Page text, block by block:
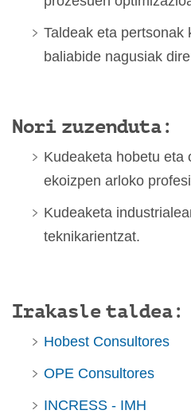
Taldeak eta pertsonak
baliabide nagusiak
Nori zuzenduta:
Kudeaketa hobetu eta
ekoizpen arloko
Kudeaketa
teknikarientzat.
Irakasle taldea:
Hobest Consultores
OPE Consultores
INCRESS - IMH